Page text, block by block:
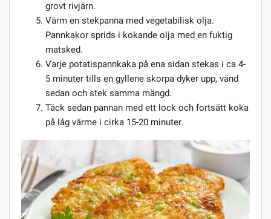
grovt rivjärn.
Värm en stekpanna med vegetabilisk olja.
Pannkakor sprids i kokande olja med en fuktig
matsked.
Varje potatispannkaka på ena sidan stekas i ca 4-
5 minuter tills en gyllene skorpa dyker upp, vänd
sedan och stek samma mängd.
Täck sedan pannan med ett lock och fortsätt koka
på låg värme i cirka 15-20 minuter.